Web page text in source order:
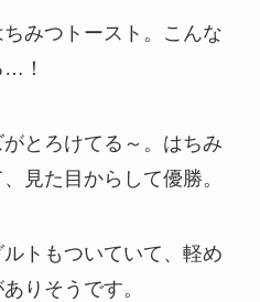
みつトースト。こんな
…！
とろけてる～。はちみ
見た目からして優勝。
トもついていて、軽め
りそうです。